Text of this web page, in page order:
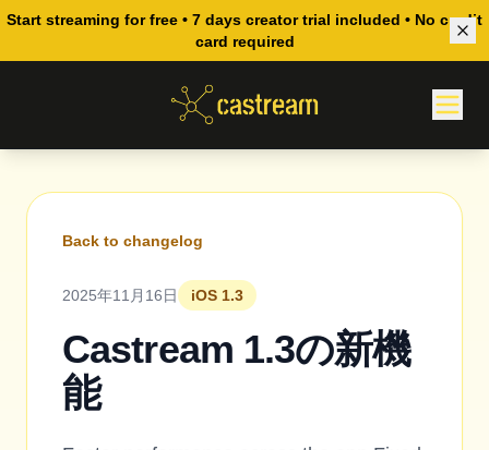
Start streaming for free • 7 days creator trial included • No credit
card required
Back to changelog
2025年11月16日 iOS 1.3
Castream 1.3の新機
能